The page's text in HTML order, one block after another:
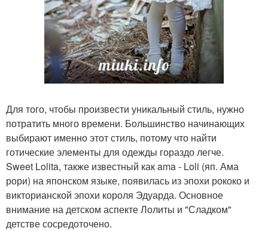
Для того, чтобы произвести уникальный стиль, нужно
потратить много времени. Большинство начинающих
выбирают именно этот стиль, потому что найти
готические элементы для одежды гораздо легче.
Sweet Lolita, также известный как ama - Loli (яп. Ама
рори) на японском языке, появилась из эпохи рококо и
викторианской эпохи короля Эдуарда. Основное
внимание на детском аспекте Лолиты и "Сладком"
детстве сосредоточено.